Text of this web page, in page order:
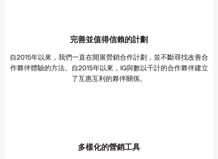
完善並值得信賴的計劃
自2015年以來，我們一直在開展營銷合作計劃，並不斷尋找改善合
作夥伴體驗的方法。自2015年以來，IG與數以千計的合作夥伴建立
了互惠互利的夥伴關係。
多樣化的營銷工具